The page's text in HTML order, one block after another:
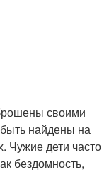
своими
найдены на
Чужие дети часто
бездомность,